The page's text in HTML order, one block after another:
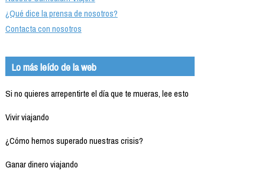
¿Qué dice la prensa de nosotros?
Contacta con nosotros
Lo más leído de la web
Si no quieres arrepentirte el día que te mueras, lee esto
Vivir viajando
¿Cómo hemos superado nuestras crisis?
Ganar dinero viajando